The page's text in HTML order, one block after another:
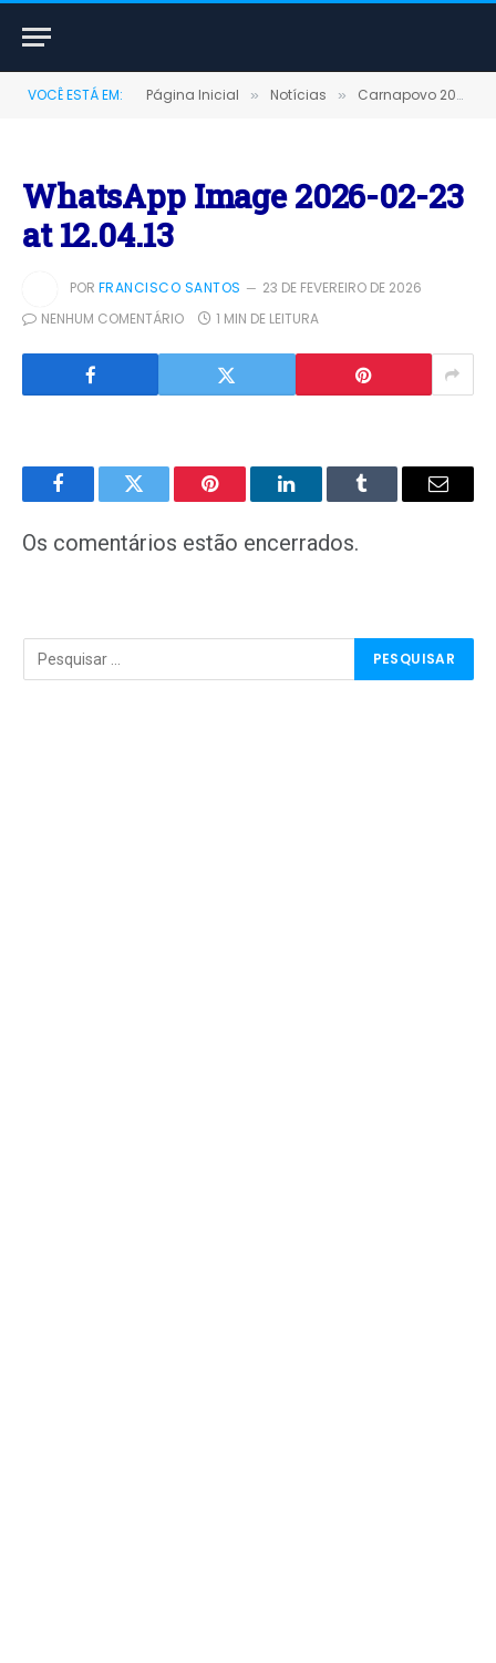
VOCÊ ESTÁ EM: Página Inicial » Notícias » Carnapovo 2026 encerra com show de Raí Saia Rodada e recorde de público em Terra Santa
WhatsApp Image 2026-02-23
at 12.04.13
POR FRANCISCO SANTOS
23 DE FEVEREIRO DE 2026
NENHUM COMENTÁRIO
1 MIN DE LEITURA
FacebookTwitter Pinterest LinkedInTumblr
E-
Os comentários estão encerrados.